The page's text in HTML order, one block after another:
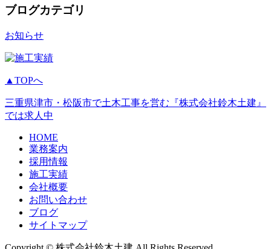
ブログカテゴリ
お知らせ
▲TOPへ
三重県津市・松阪市で土木工事を営む『株式会社鈴木土建』
では求人中
HOME
業務案内
採用情報
施工実績
会社概要
お問い合わせ
ブログ
サイトマップ